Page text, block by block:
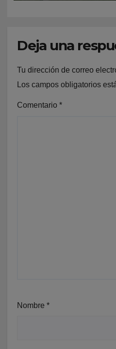
Deja una
Tu dirección de correo
Los campos obligatorios
Comentario *
Nombre *